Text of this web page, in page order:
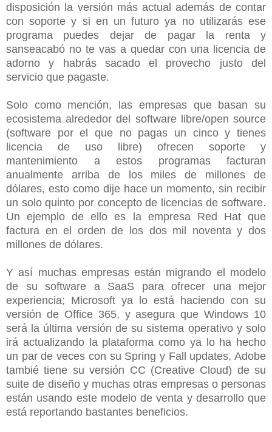
disposición la versión más actual además de contar
con soporte y si en un futuro ya no utilizarás ese
programa puedes dejar de pagar la renta y
sanseacabó no te vas a quedar con una licencia de
adorno y habrás sacado el provecho justo del
servicio que pagaste.
Solo como mención, las empresas que basan su
ecosistema alrededor del software libre/open source
(software por el que no pagas un cinco y tienes
licencia de uso libre) ofrecen soporte y
mantenimiento a estos programas facturan
anualmente arriba de los miles de millones de
dólares, esto como dije hace un momento, sin recibir
un solo quinto por concepto de licencias de software.
Un ejemplo de ello es la empresa Red Hat que
factura en el orden de los dos mil noventa y dos
millones de dólares.
Y así muchas empresas están migrando el modelo
de su software a SaaS para ofrecer una mejor
experiencia; Microsoft ya lo está haciendo con su
versión de Office 365, y asegura que Windows 10
será la última versión de su sistema operativo y solo
irá actualizando la plataforma como ya lo ha hecho
un par de veces con su Spring y Fall updates, Adobe
tambié tiene su versión CC (Creative Cloud) de su
suite de diseño y muchas otras empresas o personas
están usando este modelo de venta y desarrollo que
está reportando bastantes beneficios.